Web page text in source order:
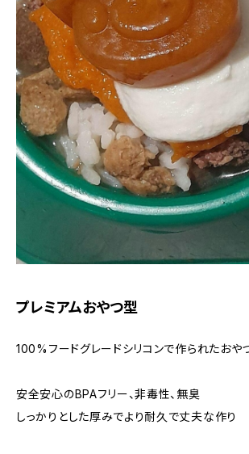
プレミアムおやつ型
100%フードグレードシリコンで作られたおや
安全安心のBPAフリー、非毒性、無臭
しっかりとした厚みでより耐久で丈夫な作り